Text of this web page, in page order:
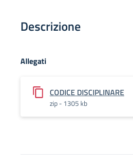
Descrizione
Allegati
CODICE DISCIPLINARE
zip - 1305 kb